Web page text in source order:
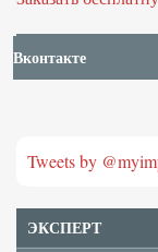
Вконтакте
Tweets by
ЭКСПЕРТ